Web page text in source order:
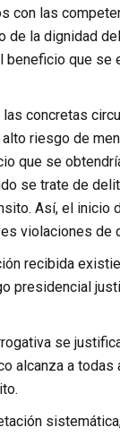
con las
la dignidad
que
concretas
riesgo de
que se
se trate de
Así, el
violaciones de
recibida
presidencial
se
alcanza a